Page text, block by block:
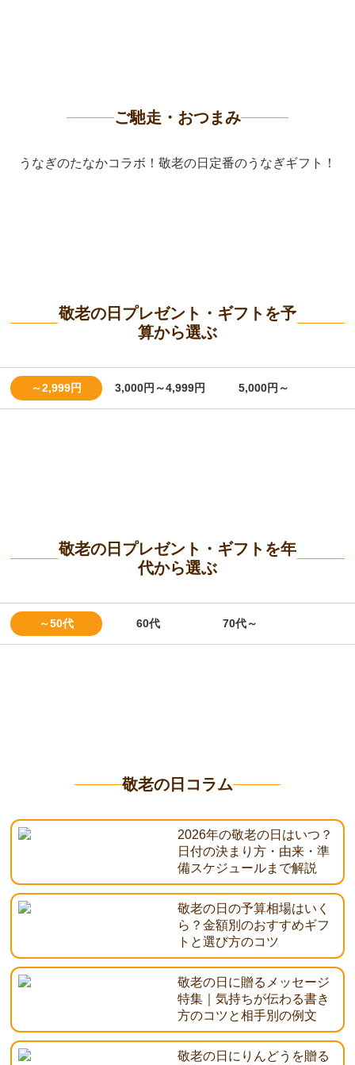
ご馳走・おつまみ
うなぎのたなかコラボ！敬老の日定番のうなぎギフト！
敬老の日プレゼント・ギフトを予
算から選ぶ
～2,999円 3,000円～4,999円 5,000円～
敬老の日プレゼント・ギフトを年
代から選ぶ
～50代 60代 70代～
敬老の日コラム
2026年の敬老の日はいつ？
日付の決まり方・由来・準
備スケジュールまで解説
敬老の日の予算相場はいく
ら？金額別のおすすめギフ
トと選び方のコツ
敬老の日に贈るメッセージ
特集｜気持ちが伝わる書き
方のコツと相手別の例文
敬老の日にりんどうを贈る